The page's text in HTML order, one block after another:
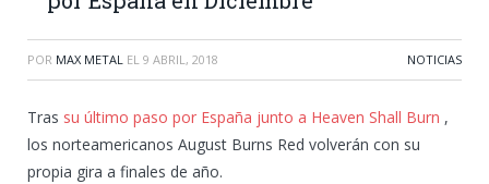
POR MAX METAL EL 9 ABRIL, 2018 NOTICIAS
Tras su último paso por España junto a Heaven Shall Burn ,
los norteamericanos August Burns Red volverán con su
propia gira a finales de año.